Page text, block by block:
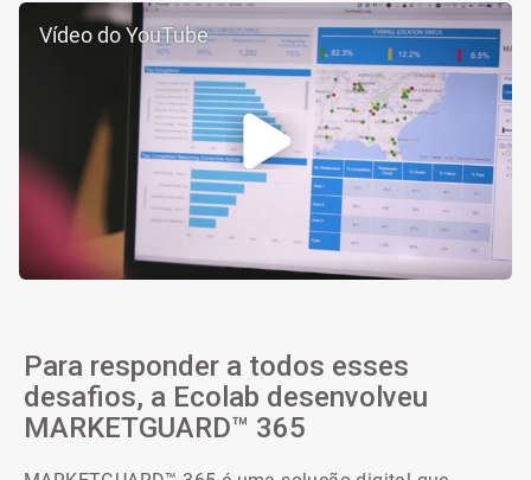
Vídeo do YouTube
Para responder a todos esses
desafios, a Ecolab desenvolveu
MARKETGUARD™ 365